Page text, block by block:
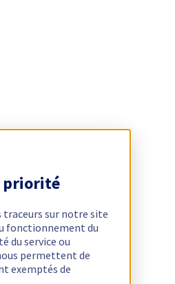
priorité
sur notre site
fonctionnement du
du service ou
permettent de
exemptés de